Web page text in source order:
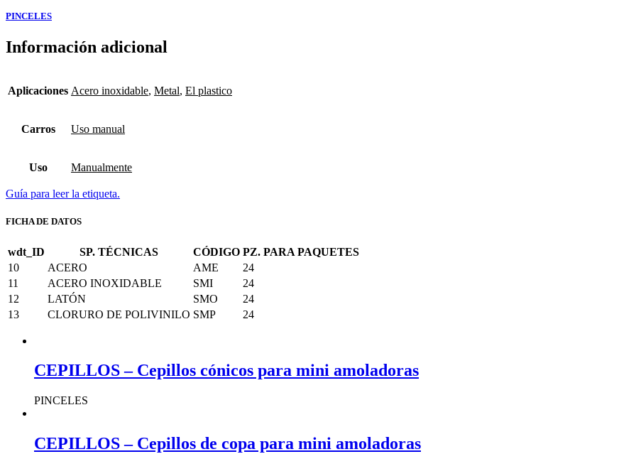
PINCELES
Información adicional
Aplicaciones Acero inoxidable, Metal, El plastico
Carros Uso manual
Uso Manualmente
Guía para leer la etiqueta.
FICHA DE DATOS
wdt_ID SP. TÉCNICAS CÓDIGO PZ. PARA PAQUETES
10
ACERO AME
24
11
ACERO INOXIDABLE SMI
24
12
LATÓN SMO
24
13
CLORURO DE POLIVINILO SMP 24
CEPILLOS – Cepillos cónicos para mini amoladoras
PINCELES
CEPILLOS – Cepillos de copa para mini amoladoras